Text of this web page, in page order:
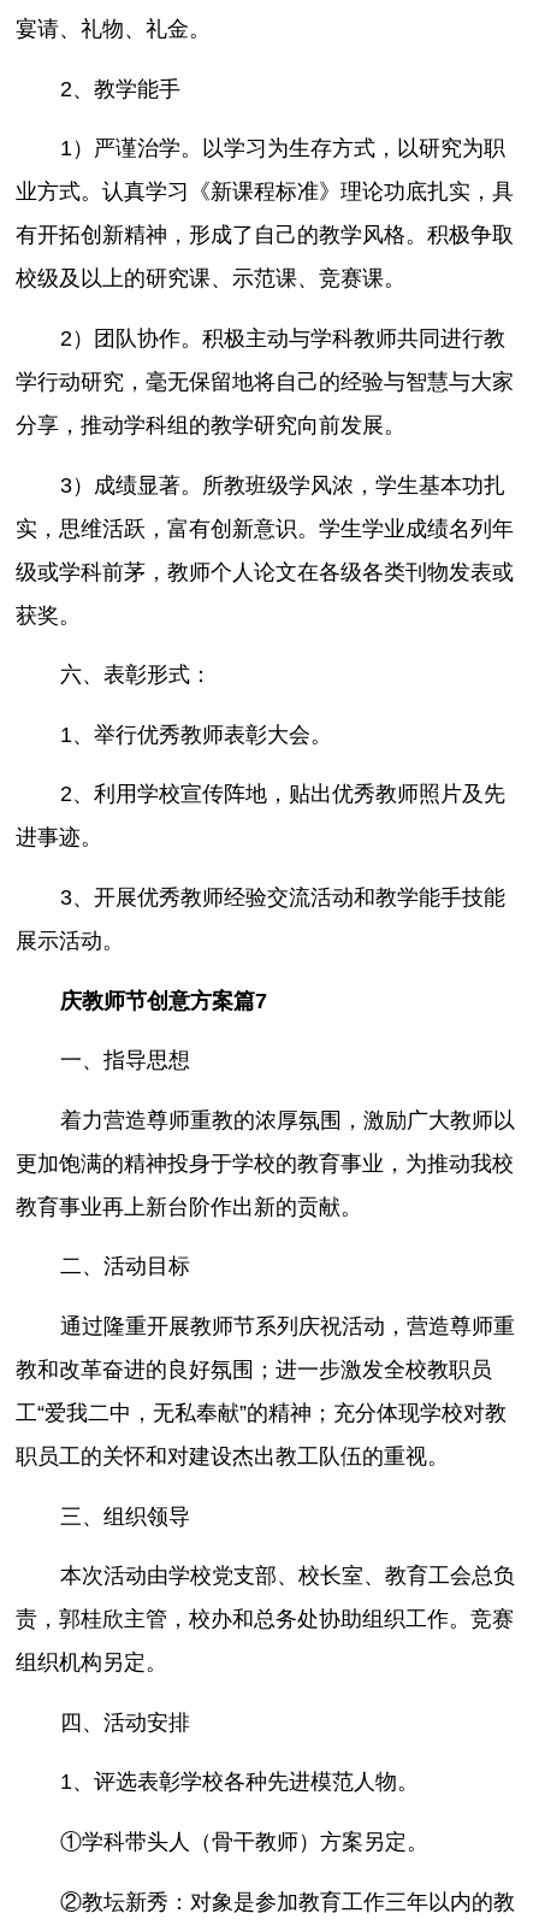
宴请、礼物、礼金。
2、教学能手
1）严谨治学。以学习为生存方式，以研究为职
业方式。认真学习《新课程标准》理论功底扎实，具
有开拓创新精神，形成了自己的教学风格。积极争取
校级及以上的研究课、示范课、竞赛课。
2）团队协作。积极主动与学科教师共同进行教
学行动研究，毫无保留地将自己的经验与智慧与大家
分享，推动学科组的教学研究向前发展。
3）成绩显著。所教班级学风浓，学生基本功扎
实，思维活跃，富有创新意识。学生学业成绩名列年
级或学科前茅，教师个人论文在各级各类刊物发表或
获奖。
六、表彰形式：
1、举行优秀教师表彰大会。
2、利用学校宣传阵地，贴出优秀教师照片及先
进事迹。
3、开展优秀教师经验交流活动和教学能手技能
展示活动。
庆教师节创意方案篇7
一、指导思想
着力营造尊师重教的浓厚氛围，激励广大教师以
更加饱满的精神投身于学校的教育事业，为推动我校
教育事业再上新台阶作出新的贡献。
二、活动目标
通过隆重开展教师节系列庆祝活动，营造尊师重
教和改革奋进的良好氛围；进一步激发全校教职员
工“爱我二中，无私奉献”的精神；充分体现学校对教
职员工的关怀和对建设杰出教工队伍的重视。
三、组织领导
本次活动由学校党支部、校长室、教育工会总负
责，郭桂欣主管，校办和总务处协助组织工作。竞赛
组织机构另定。
四、活动安排
1、评选表彰学校各种先进模范人物。
①学科带头人（骨干教师）方案另定。
②教坛新秀：对象是参加教育工作三年以内的教